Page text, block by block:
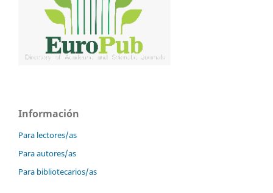
Información
Para lectores/as
Para autores/as
Para bibliotecarios/as